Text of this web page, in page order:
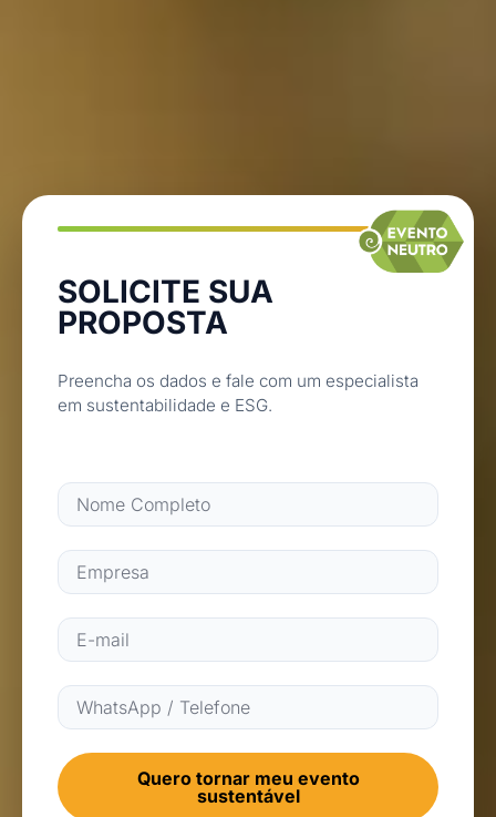
SOLICITE SUA
PROPOSTA
Preencha os dados e fale com um especialista
em sustentabilidade e ESG.
Quero tornar meu evento
sustentável